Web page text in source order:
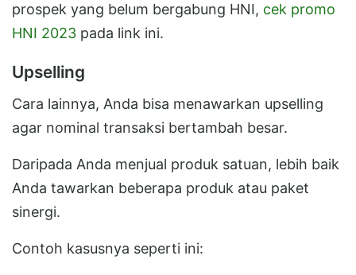
prospek yang belum bergabung HNI, cek promo
HNI 2023 pada link ini.
Upselling
Cara lainnya, Anda bisa menawarkan upselling
agar nominal transaksi bertambah besar.
Daripada Anda menjual produk satuan, lebih baik
Anda tawarkan beberapa produk atau paket
sinergi.
Contoh kasusnya seperti ini: